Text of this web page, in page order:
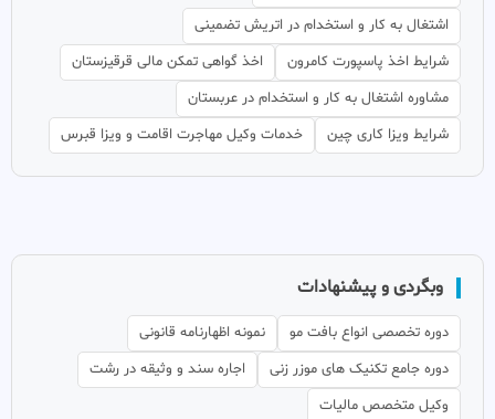
اشتغال به کار و استخدام در اتریش تضمینی
شرایط اخذ پاسپورت کامرون
اخذ گواهی تمکن مالی قرقیزستان
مشاوره اشتغال به کار و استخدام در عربستان
شرایط ویزا کاری چین
خدمات وکیل مهاجرت اقامت و ویزا قبرس
وبگردی و پیشنهادات
دوره تخصصی انواع بافت مو
نمونه اظهارنامه قانونی
دوره جامع تکنیک های موزر زنی
اجاره سند و وثیقه در رشت
وکیل متخصص مالیات